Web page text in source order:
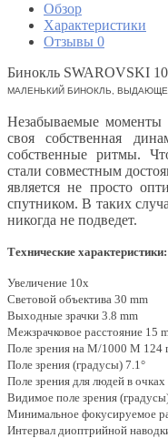
Обзор
Характеристики
Отзывы 0
Бинокль SWAROVSKI
МАЛЕНЬКИЙ БИНОКЛЬ,
Незабываемые
своя собственная
собственные ритмы.
стали совместным
является не просто
спутником. В таких
никогда не подведет.
Технические характеристики:
Увеличение 10x
Световой объектива 30 mm
Bыходные зрачки 3.8 mm
Mежзрачковое расстояние 15
Поле зрения на M/1000 M 124
Поле зрения (градусы) 7.1°
Поле зрения для людей в очках
Видимое поле зрения
Минимальное фокусируемое
Интервал диоптрийной